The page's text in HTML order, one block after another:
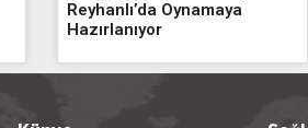
Reyhanlı’da Oynamaya
Hazırlanıyor